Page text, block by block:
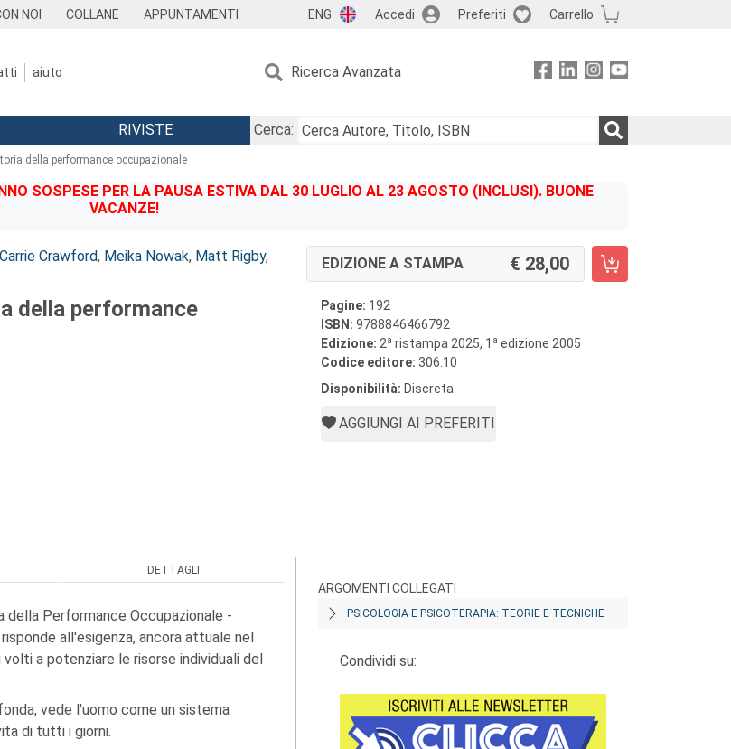
NOI COLLANE APPUNTAMENTI ENG Accedi Preferiti Carrello
aiuto Ricerca Avanzata
RIVISTE
Cerca:
della performance occupazionale
SOSPESE PER LA PAUSA ESTIVA DAL 30 LUGLIO AL 23 AGOSTO (INCLUSI). BUONE
VACANZE!
Carrie Crawford, Meika Nowak, Matt Rigby,
della performance
EDIZIONE A STAMPA 28,00
Pagine: 192
ISBN: 9788846466792
Edizione: 2a ristampa 2025, 1 a edizione 2005
Codice editore: 306.10
Disponibilità: Discreta
AGGIUNGI AI PREFERITI
DETTAGLI
Performance Occupazionale -
all'esigenza, ancora attuale nel
a potenziare le risorse individuali del
vede l'uomo come un sistema
di tutti i giorni.
ARGOMENTI COLLEGATI
PSICOLOGIA E PSICOTERAPIA: TEORIE E TECNICHE
Condividi su: